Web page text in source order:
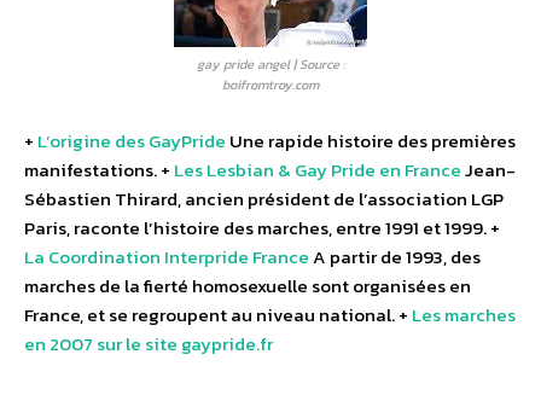
gay pride angel | Source :
boifromtroy.com
+ L’origine des GayPride Une rapide histoire des premières
manifestations. + Les Lesbian & Gay Pride en FranceJean-
Sébastien Thirard, ancien président de l’association LGP
Paris, raconte l’histoire des marches, entre 1991 et 1999. +
La Coordination Interpride FranceA partir de 1993, des
marches de la fierté homosexuelle sont organisées en
France, et se regroupent au niveau national. + Les marches
en 2007 sur le site gaypride.fr